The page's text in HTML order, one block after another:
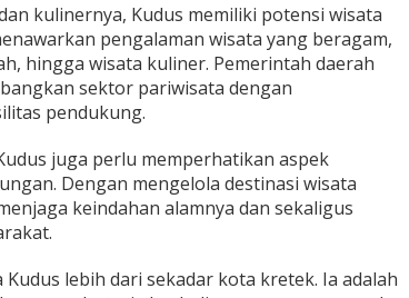
kulinernya, Kudus memiliki potensi wisata
pengalaman wisata yang beragam,
hingga wisata kuliner. Pemerintah daerah
sektor pariwisata dengan
pendukung.
juga perlu memperhatikan aspek
Dengan mengelola destinasi wisata
keindahan alamnya dan sekaligus
lebih dari sekadar kota kretek. Ia adalah